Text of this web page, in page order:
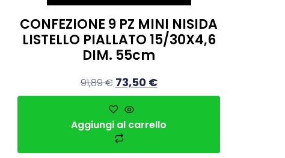
CONFEZIONE 9 PZ MINI NISIDA
LISTELLO PIALLATO 15/30X4,6
DIM. 55cm
91,89€ 73,50 €
Aggiungi al carrello